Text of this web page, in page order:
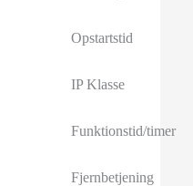
Opstartstid
IP Klasse
Funktionstid/timer
Fjernbetjening